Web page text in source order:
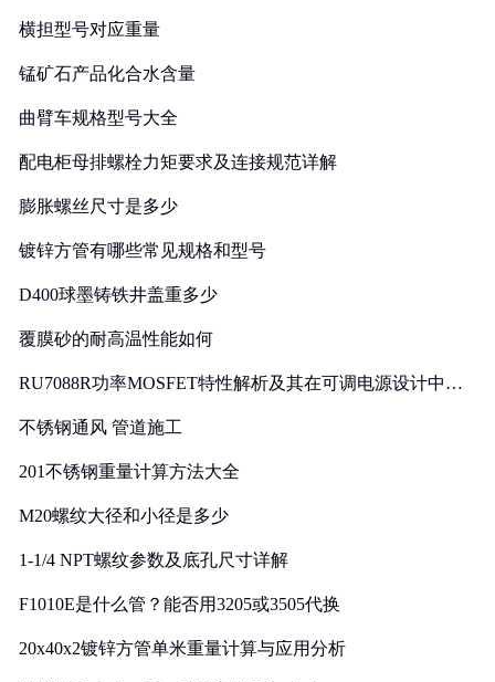
横担型号对应重量
锰矿石产品化合水含量
曲臂车规格型号大全
配电柜母排螺栓力矩要求及连接规范详解
膨胀螺丝尺寸是多少
镀锌方管有哪些常见规格和型号
D400球墨铸铁井盖重多少
覆膜砂的耐高温性能如何
RU7088R功率MOSFET特性解析及其在可调电源设计中的
不锈钢通风 管道施工
201不锈钢重量计算方法大全
M20螺纹大径和小径是多少
1-1/4 NPT螺纹参数及底孔尺寸详解
F1010E是什么管？能否用3205或3505代换
20x40x2镀锌方管单米重量计算与应用分析